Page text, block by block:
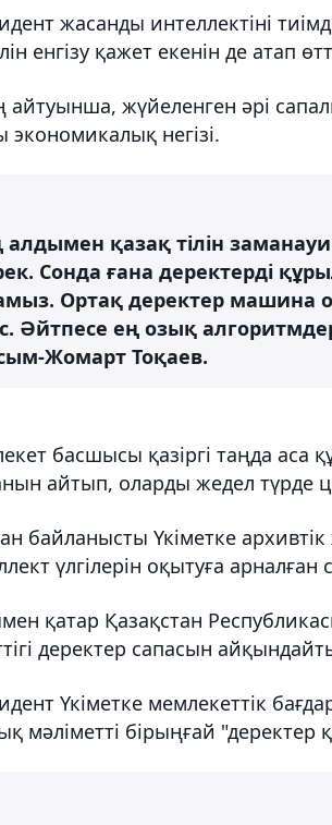
жасанды интеллектіні
енгізу қажет екенін де атап
жүйеленген әрі
экономикалық негізі.
алдымен қазақ тілін
Сонда ғана деректерді
Ортақ деректер машина
Әйтпесе ең озық
Жомарт Тоқаев.
басшысы қазіргі таңда аса
айтып, оларды жедел түрде
байланысты Үкіметке
үлгілерін оқытуға
қатар Қазақстан
деректер сапасын
Үкіметке мемлекеттік
мәліметті бірыңғай "деректер